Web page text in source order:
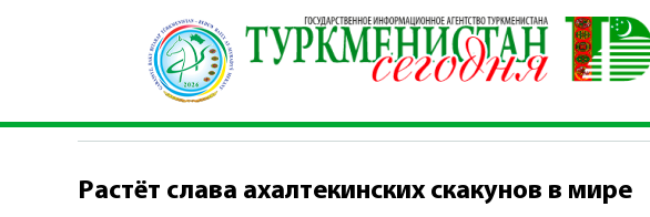
\ Культура \ Растёт слава ахалтекинских скакунов в мире
КУЛЬТУРА
Растёт слава ахалтекинских скакунов в мире